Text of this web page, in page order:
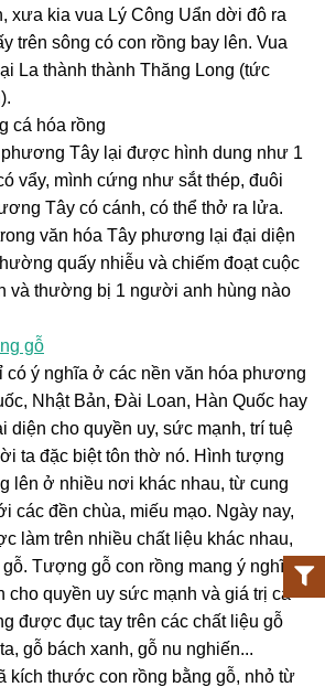
xưa kia vua Lý Công Uẩn dời đô ra
trên sông có con rồng bay lên. Vua
La thành thành Thăng Long (tức
cá hóa rồng
phương Tây lại được hình dung như 1
vẩy, mình cứng như sắt thép, đuôi
Tây có cánh, có thể thở ra lửa.
văn hóa Tây phương lại đại diện
quấy nhiễu và chiếm đoạt cuộc
và thường bị 1 người anh hùng nào
gỗ
có ý nghĩa ở các nền văn hóa phương
Nhật Bản, Đài Loan, Hàn Quốc hay
diện cho quyền uy, sức mạnh, trí tuệ
ta đặc biệt tôn thờ nó. Hình tượng
lên ở nhiều nơi khác nhau, từ cung
các đền chùa, miếu mạo. Ngày nay,
làm trên nhiều chất liệu khác nhau,
Tượng gỗ con rồng mang ý nghĩa
cho quyền uy sức mạnh và giá trị cá
được đục tay trên các chất liệu gỗ
gỗ bách xanh, gỗ nu nghiến...
kích thước con rồng bằng gỗ, nhỏ từ